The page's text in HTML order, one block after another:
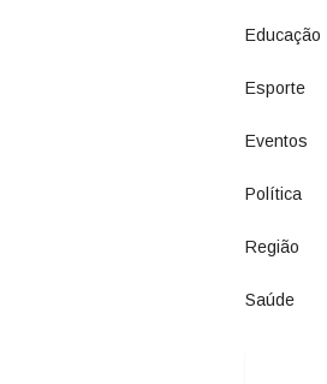
Educação
Esporte
Eventos
Política
Região
Saúde